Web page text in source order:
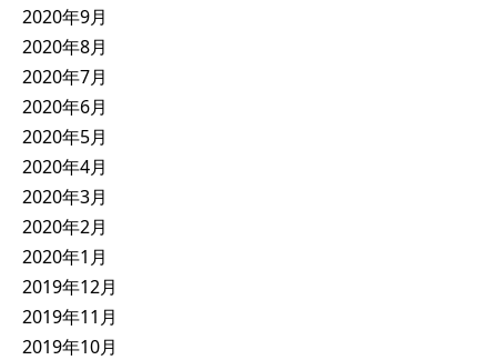
2020年9月
2020年8月
2020年7月
2020年6月
2020年5月
2020年4月
2020年3月
2020年2月
2020年1月
2019年12月
2019年11月
2019年10月